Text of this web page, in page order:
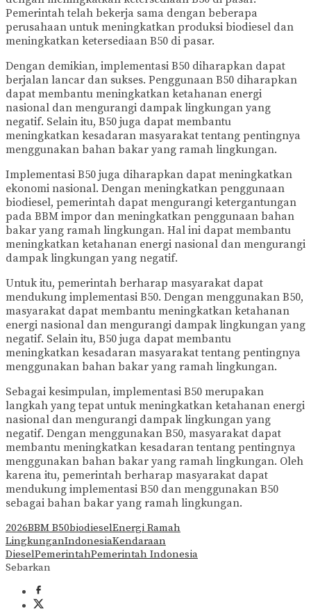
Pemerintah telah bekerja sama dengan beberapa
perusahaan untuk meningkatkan produksi biodiesel dan
meningkatkan ketersediaan B50 di pasar.
Dengan demikian, implementasi B50 diharapkan dapat
berjalan lancar dan sukses. Penggunaan B50 diharapkan
dapat membantu meningkatkan ketahanan energi
nasional dan mengurangi dampak lingkungan yang
negatif. Selain itu, B50 juga dapat membantu
meningkatkan kesadaran masyarakat tentang pentingnya
menggunakan bahan bakar yang ramah lingkungan.
Implementasi B50 juga diharapkan dapat meningkatkan
ekonomi nasional. Dengan meningkatkan penggunaan
biodiesel, pemerintah dapat mengurangi ketergantungan
pada BBM impor dan meningkatkan penggunaan bahan
bakar yang ramah lingkungan. Hal ini dapat membantu
meningkatkan ketahanan energi nasional dan mengurangi
dampak lingkungan yang negatif.
Untuk itu, pemerintah berharap masyarakat dapat
mendukung implementasi B50. Dengan menggunakan B50,
masyarakat dapat membantu meningkatkan ketahanan
energi nasional dan mengurangi dampak lingkungan yang
negatif. Selain itu, B50 juga dapat membantu
meningkatkan kesadaran masyarakat tentang pentingnya
menggunakan bahan bakar yang ramah lingkungan.
Sebagai kesimpulan, implementasi B50 merupakan
langkah yang tepat untuk meningkatkan ketahanan energi
nasional dan mengurangi dampak lingkungan yang
negatif. Dengan menggunakan B50, masyarakat dapat
membantu meningkatkan kesadaran tentang pentingnya
menggunakan bahan bakar yang ramah lingkungan. Oleh
karena itu, pemerintah berharap masyarakat dapat
mendukung implementasi B50 dan menggunakan B50
sebagai bahan bakar yang ramah lingkungan.
2026BBM B50biodieselEnergi Ramah
LingkunganIndonesiaKendaraan
DieselPemerintahPemerintah Indonesia
Sebarkan